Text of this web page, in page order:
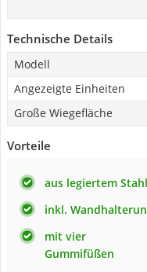
Technische Details
Modell
Angezeigte Einheiten
Große Wiegefläche
Vorteile
aus legiertem Stahl
inkl.
mit vier
Gummifüßen